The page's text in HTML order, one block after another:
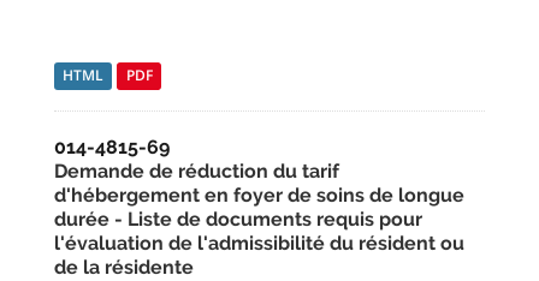
HTML PDF
014-4815-69
Demande de réduction du tarif
d'hébergement en foyer de soins de longue
durée - Liste de documents requis pour
l'évaluation de l'admissibilité du résident ou
de la résidente